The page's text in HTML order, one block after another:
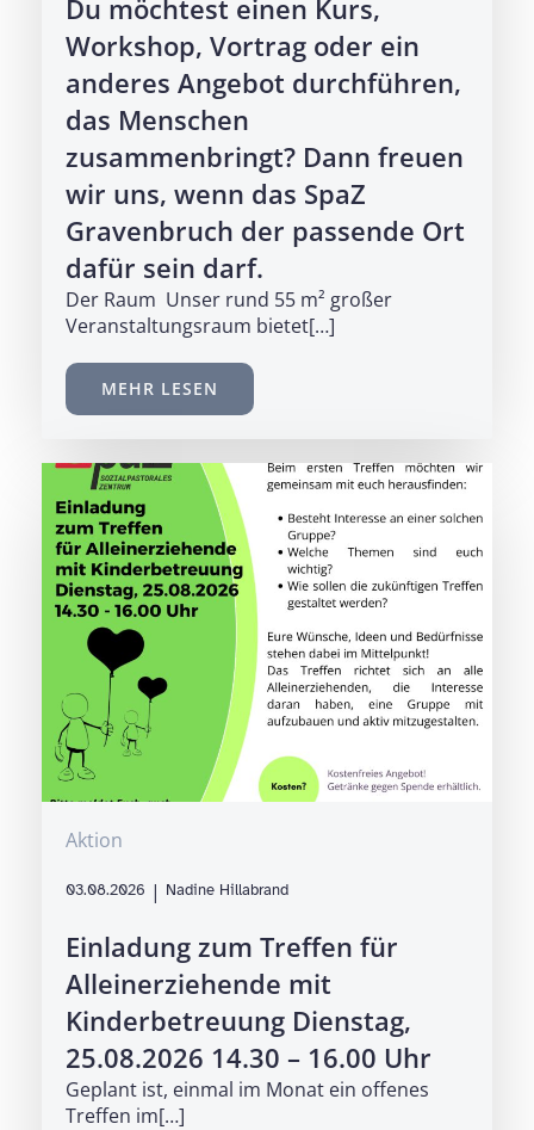
Du möchtest einen Kurs,
Workshop, Vortrag oder ein
anderes Angebot durchführen,
das Menschen
zusammenbringt? Dann freuen
wir uns, wenn das SpaZ
Gravenbruch der passende Ort
dafür sein darf.
Der Raum Unser rund 55 m² großer
Veranstaltungsraum bietet[…]
MEHR LESEN
Aktion
03.08.2026 | Nadine Hillabrand
Einladung zum Treffen für
Alleinerziehende mit
Kinderbetreuung Dienstag,
25.08.2026 14.30 – 16.00 Uhr
Geplant ist, einmal im Monat ein offenes
Treffen im[…]